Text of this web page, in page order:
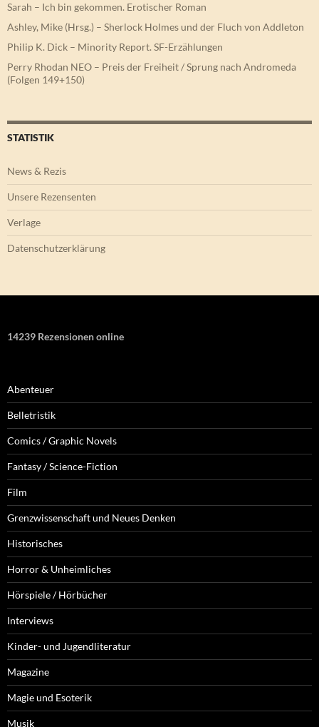
Sarah – Ich bin gekommen. Erotischer Roman
Ashley, Mike (Hrsg.) – Sherlock Holmes und der Fluch von Addleton
Philip K. Dick – Minority Report. SF-Erzählungen
Perry Rhodan NEO – Preis der Freiheit / Sprung nach Andromeda
(Folgen 149+150)
STATISTIK
News & Rezis
Unsere Rezensenten
Verlage
Datenschutzerklärung
14239 Rezensionen online
Abenteuer
Belletristik
Comics / Graphic Novels
Fantasy / Science-Fiction
Film
Grenzwissenschaft und Neues Denken
Historisches
Horror & Unheimliches
Hörspiele / Hörbücher
Interviews
Kinder- und Jugendliteratur
Magazine
Magie und Esoterik
Musik